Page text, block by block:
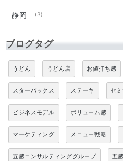
静岡 (3)
ブログタグ
うどん うどん店 お値打ち感
スターバックス ステーキ セ
ビジネスモデル ボリューム感
マーケティング メニュー戦略
五感コンサルティンググループ 五